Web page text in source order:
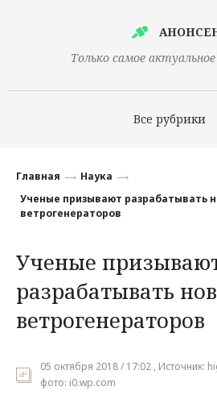
Только самое
Все рубрики
Финансы
Наука
Культура
Общество
Мнения
Главная
Наука
Ученые призывают разрабатывать
ветрогенераторов
Ученые
разрабатывать
ветрогенераторов
05 октября 2018 / 17:02 , Источник:
фото: i0.wp.com